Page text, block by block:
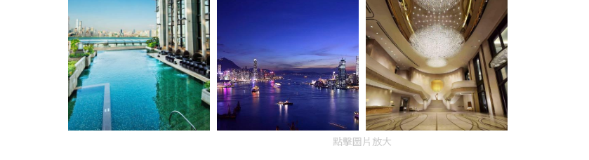
點擊圖片放大